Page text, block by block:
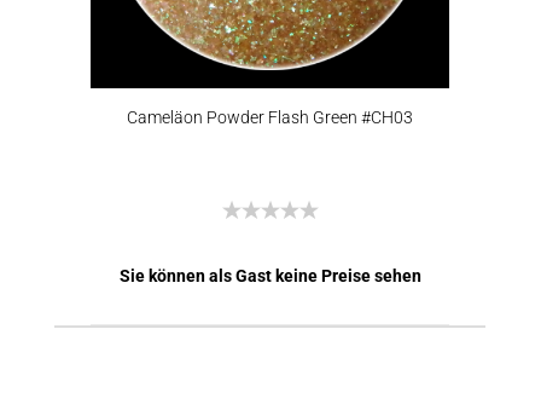
Cameläon Powder Flash Green #CH03
Sie können als Gast keine Preise sehen